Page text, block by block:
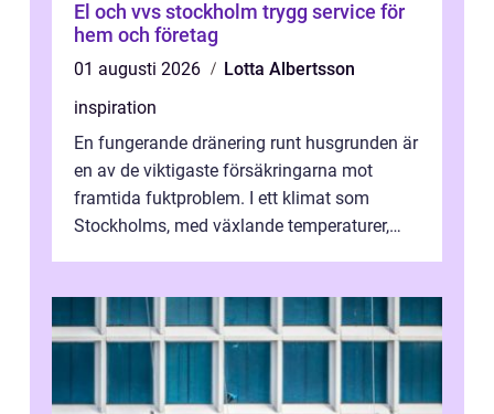
El och vvs stockholm trygg service för
hem och företag
01 augusti 2026
Lotta Albertsson
inspiration
En fungerande dränering runt husgrunden är
en av de viktigaste försäkringarna mot
framtida fuktproblem. I ett klimat som
Stockholms, med växlande temperaturer,